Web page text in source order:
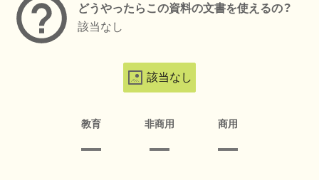
どうやったらこの資料の文書を使えるの？
該当なし
該当なし
教育 非商用 商用